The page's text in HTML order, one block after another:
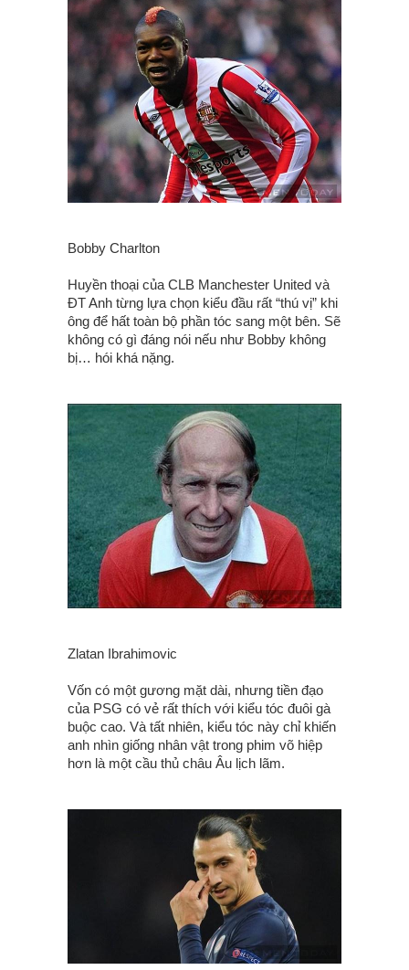
Bobby Charlton
Huyền thoại của CLB Manchester United và
ĐT Anh từng lựa chọn kiểu đầu rất “thú vị” khi
ông để hất toàn bộ phần tóc sang một bên. Sẽ
không có gì đáng nói nếu như Bobby không
bị… hói khá nặng.
Zlatan Ibrahimovic
Vốn có một gương mặt dài, nhưng tiền đạo
của PSG có vẻ rất thích với kiểu tóc đuôi gà
buộc cao. Và tất nhiên, kiểu tóc này chỉ khiến
anh nhìn giống nhân vật trong phim võ hiệp
hơn là một cầu thủ châu Âu lịch lãm.